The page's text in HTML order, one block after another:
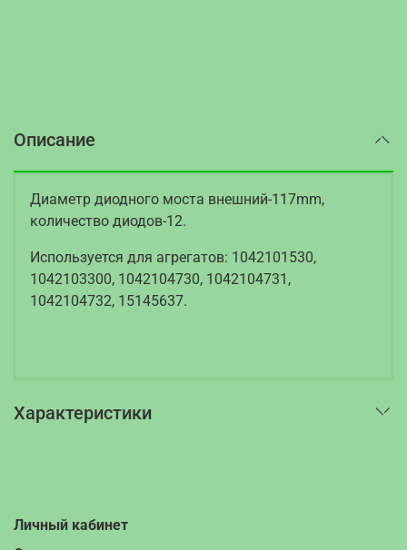
Описание
Диаметр диодного моста внешний-117mm,
количество диодов-12.
Используется для агрегатов: 1042101530,
1042103300, 1042104730, 1042104731,
1042104732, 15145637.
Характеристики
Личный кабинет